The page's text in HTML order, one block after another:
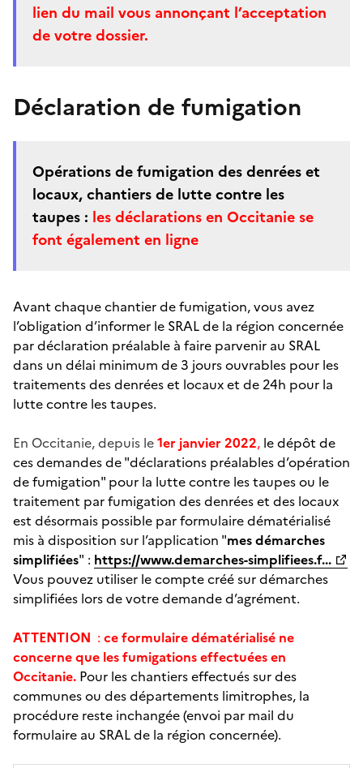
lien du mail vous annonçant l’acceptation
de votre dossier.
Déclaration de fumigation
Opérations de fumigation des denrées et
locaux, chantiers de lutte contre les
taupes : les déclarations en Occitanie se
font également en ligne
Avant chaque chantier de fumigation, vous avez
l’obligation d’informer le SRAL de la région concernée
par déclaration préalable à faire parvenir au SRAL
dans un délai minimum de 3 jours ouvrables pour les
traitements des denrées et locaux et de 24h pour la
lutte contre les taupes.
En Occitanie, depuis le1er janvier 2022, le dépôt de
ces demandes de "déclarations préalables d’opération
de fumigation" pour la lutte contre les taupes ou le
traitement par fumigation des denrées et des locaux
est désormais possible par formulaire dématérialisé
mis à disposition sur l’application "mes démarches
simplifiées" : https://www.demarches-simplifiees.f...
Vous pouvez utiliser le compte créé sur démarches
simplifiées lors de votre demande d’agrément.
ATTENTION : ce formulaire dématérialisé ne
concerne que les fumigations effectuées en
Occitanie. Pour les chantiers effectués sur des
communes ou des départements limitrophes, la
procédure reste inchangée (envoi par mail du
formulaire au SRAL de la région concernée).